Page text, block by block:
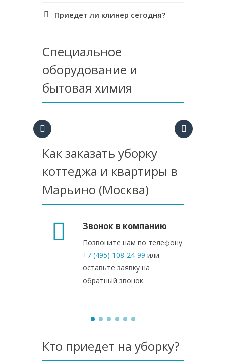
Приедет ли клинер сегодня?
Специальное
оборудование и
бытовая химия
Как заказать уборку
коттеджа и квартиры в
Марьино (Москва)
Звонок в компанию
Позвоните нам по телефону
+7 (495) 108-24-99 или
оставьте заявку на
обратный звонок.
Кто приедет на уборку?